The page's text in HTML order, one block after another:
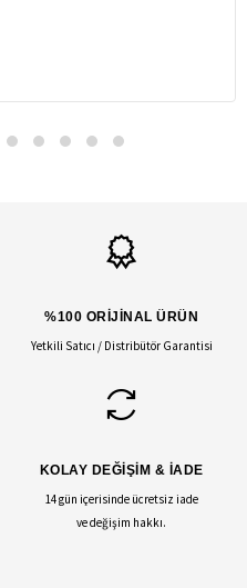
%100 ORİJİNAL ÜRÜN
Yetkili Satıcı / Distribütör Garantisi
KOLAY DEĞİŞİM & İADE
14 gün içerisinde ücretsiz iade
ve değişim hakkı.